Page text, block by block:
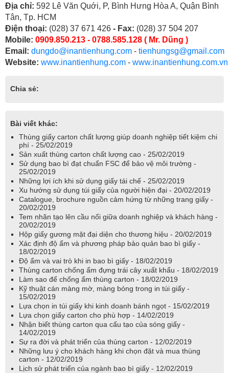
Địa chỉ: 592 Lê Văn Quới, P, Bình Hưng Hòa A, Quận Bình
Tân, Tp. HCM
Điện thoại: (028) 37 671 426 - Fax: (028) 37 504 207
Mobile: 0909.850.213 - 0788.585.128 ( Mr. Dũng )
Email: dungdo@inantienhung.com - tienhungsg@gmail.com
Website: www.inantienhung.com - www.inantienhung.com.vn
Chia sẻ:
Bài viết khác:
Thùng giấy carton chất lượng giúp doanh nghiệp tiết kiệm chi
phí - 25/02/2019
Sản xuất thùng carton chất lượng cao - 25/02/2019
Sử dụng bao bì đạt chuẩn FSC để bảo vệ môi trường -
25/02/2019
Những lợi ích khi sử dụng giấy tái chế - 25/02/2019
Xu hướng sử dụng túi giấy của người hiện đại - 20/02/2019
Catalogue, brochure nguồn cảm hứng từ những trang giấy -
20/02/2019
Tem nhãn tạo lên cầu nối giữa doanh nghiệp và khách hàng -
20/02/2019
Hộp giấy gương mặt đại diện cho thương hiệu - 20/02/2019
Xác định độ ẩm và phương pháp bảo quản bao bì giấy -
18/02/2019
Độ ẩm và vai trò khi in bao bì giấy - 18/02/2019
Thùng carton chống ẩm đựng trái cây xuất khẩu - 18/02/2019
Làm sao để chống ẩm thùng carton - 18/02/2019
Kỹ thuật cán màng mờ, màng bóng trong in túi giấy -
15/02/2019
Lựa chọn in túi giấy khi kinh doanh bánh ngọt - 15/02/2019
Lựa chọn giấy carton cho phù hợp - 14/02/2019
Nhận biết thùng carton qua cấu tạo của sóng giấy -
14/02/2019
Sự ra đời và phát triển của thùng carton - 12/02/2019
Những lưu ý cho khách hàng khi chọn đặt và mua thùng
carton - 12/02/2019
Lịch sử phát triển của ngành bao bì giấy - 12/02/2019